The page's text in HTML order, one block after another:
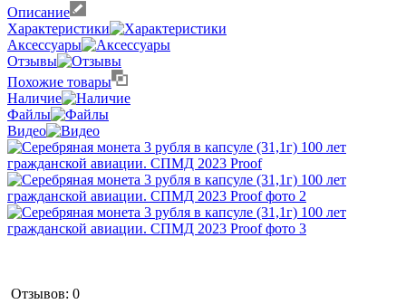
Описание
Характеристики
Аксессуары
Отзывы
Похожие товары
Наличие
Файлы
Видео
Отзывов: 0